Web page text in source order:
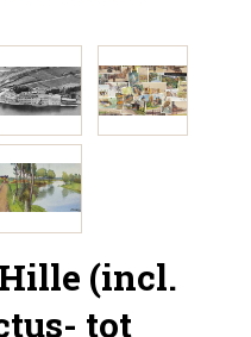
(incl.
tot